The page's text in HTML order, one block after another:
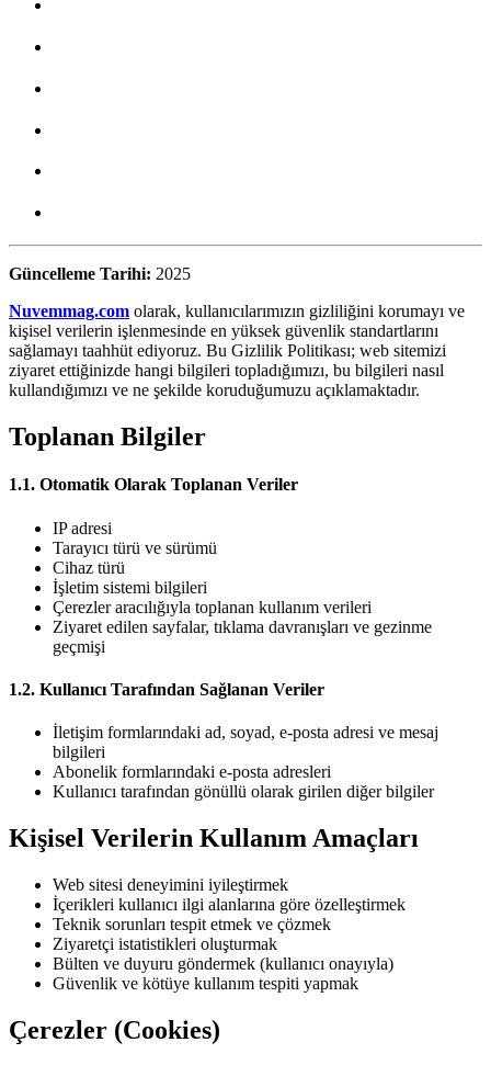
Güncelleme Tarihi: 2025
Nuvemmag.com olarak, kullanıcılarımızın gizliliğini korumayı ve
kişisel verilerin işlenmesinde en yüksek güvenlik standartlarını
sağlamayı taahhüt ediyoruz. Bu Gizlilik Politikası; web sitemizi
ziyaret ettiğinizde hangi bilgileri topladığımızı, bu bilgileri nasıl
kullandığımızı ve ne şekilde koruduğumuzu açıklamaktadır.
Toplanan Bilgiler
1.1. Otomatik Olarak Toplanan Veriler
IP adresi
Tarayıcı türü ve sürümü
Cihaz türü
İşletim sistemi bilgileri
Çerezler aracılığıyla toplanan kullanım verileri
Ziyaret edilen sayfalar, tıklama davranışları ve gezinme
geçmişi
1.2. Kullanıcı Tarafından Sağlanan Veriler
İletişim formlarındaki ad, soyad, e-posta adresi ve mesaj
bilgileri
Abonelik formlarındaki e-posta adresleri
Kullanıcı tarafından gönüllü olarak girilen diğer bilgiler
Kişisel Verilerin Kullanım Amaçları
Web sitesi deneyimini iyileştirmek
İçerikleri kullanıcı ilgi alanlarına göre özelleştirmek
Teknik sorunları tespit etmek ve çözmek
Ziyaretçi istatistikleri oluşturmak
Bülten ve duyuru göndermek (kullanıcı onayıyla)
Güvenlik ve kötüye kullanım tespiti yapmak
Çerezler (Cookies)